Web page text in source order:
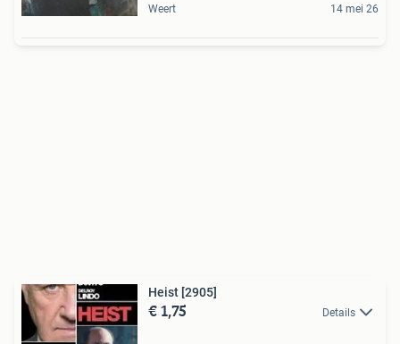
Weert 14 mei 26
Heist [2905]
€ 1,75 Details